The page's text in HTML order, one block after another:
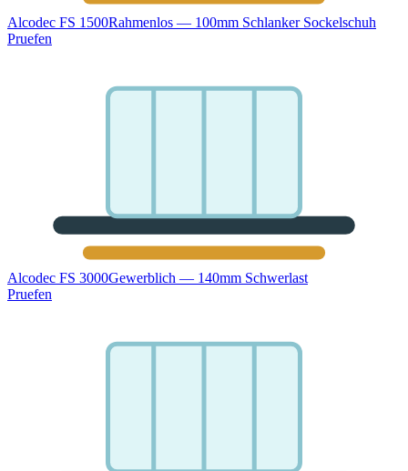
Alcodec FS 1500Rahmenlos — 100mm Schlanker Sockelschuh
Pruefen
Alcodec FS 3000Gewerblich — 140mm Schwerlast
Pruefen